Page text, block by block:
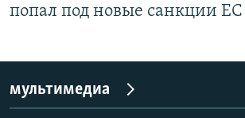
попал под новые санкции ЕС
мультимедиа